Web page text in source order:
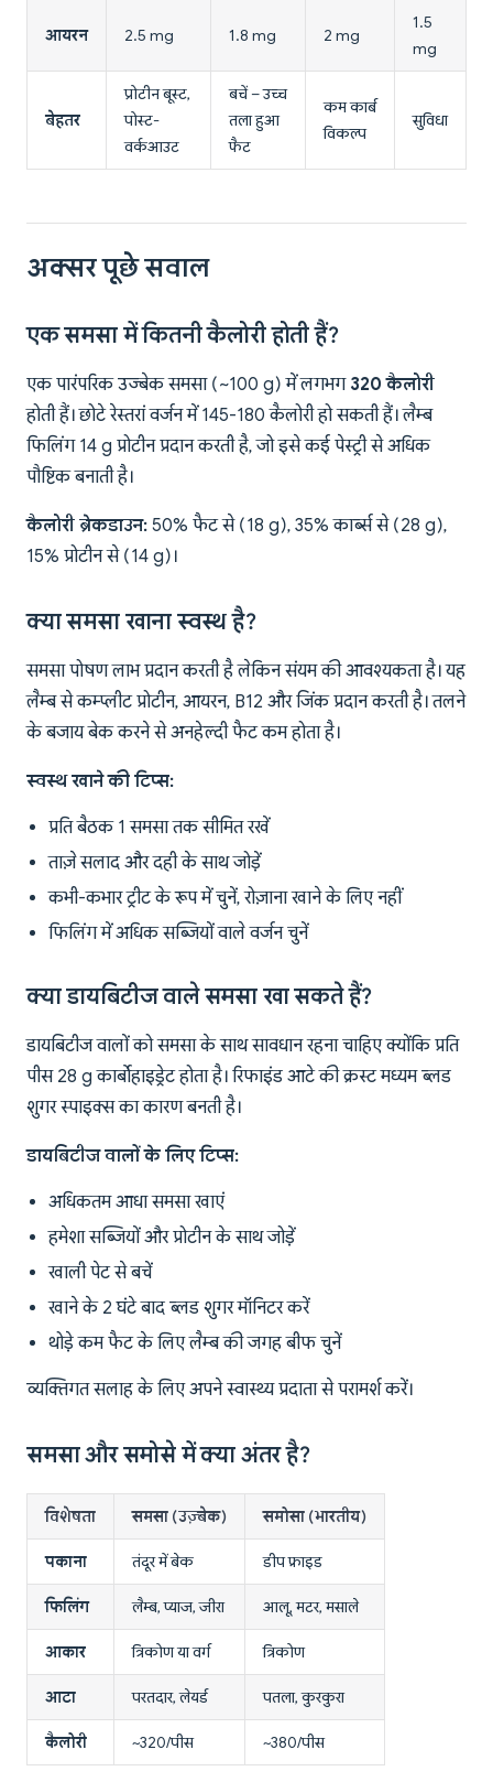
आयरन 2.5 mg 1.8 mg 2 mg
1.5
mg
बेहतर
प्रोटीन बूस्ट,
पोस्ट-
वर्कआउट
बचें – उच्च
तला हुआ
फैट
कम कार्ब
विकल्प
सुविधा
अक्सर पूछे सवाल
एक समसा में कितनी कैलोरी होती हैं?
एक पारंपरिक उज्बेक समसा (~100 g) में लगभग 320 कैलोरी
होती हैं। छोटे रेस्तरां वर्जन में 145-180 कैलोरी हो सकती हैं। लैम्ब
फिलिंग 14 g प्रोटीन प्रदान करती है, जो इसे कई पेस्ट्री से अधिक
पौष्टिक बनाती है।
कैलोरी ब्रेकडाउन: 50% फैट से (18 g), 35% कार्ब्स से (28 g),
15% प्रोटीन से (14 g)।
क्या समसा खाना स्वस्थ है?
समसा पोषण लाभ प्रदान करती है लेकिन संयम की आवश्यकता है। यह
लैम्ब से कम्प्लीट प्रोटीन, आयरन, B12 और जिंक प्रदान करती है। तलने
के बजाय बेक करने से अनहेल्दी फैट कम होता है।
स्वस्थ खाने की टिप्स:
प्रति बैठक 1 समसा तक सीमित रखें
ताज़े सलाद और दही के साथ जोड़ें
कभी-कभार ट्रीट के रूप में चुनें, रोज़ाना खाने के लिए नहीं
फिलिंग में अधिक सब्जियों वाले वर्जन चुनें
क्या डायबिटीज वाले समसा खा सकते हैं?
डायबिटीज वालों को समसा के साथ सावधान रहना चाहिए क्योंकि प्रति
पीस 28 g कार्बोहाइड्रेट होता है। रिफाइंड आटे की क्रस्ट मध्यम ब्लड
शुगर स्पाइक्स का कारण बनती है।
डायबिटीज वालों के लिए टिप्स:
अधिकतम आधा समसा खाएं
हमेशा सब्जियों और प्रोटीन के साथ जोड़ें
खाली पेट से बचें
खाने के 2 घंटे बाद ब्लड शुगर मॉनिटर करें
थोड़े कम फैट के लिए लैम्ब की जगह बीफ चुनें
व्यक्तिगत सलाह के लिए अपने स्वास्थ्य प्रदाता से परामर्श करें।
समसा और समोसे में क्या अंतर है?
विशेषता समसा (उज़्बेक) समोसा (भारतीय)
पकाना तंदूर में बेक डीप फ्राइड
फिलिंग लैम्ब, प्याज, जीरा आलू, मटर, मसाले
आकार त्रिकोण या वर्ग त्रिकोण
आटा परतदार, लेयर्ड पतला, कुरकुरा
कैलोरी ~320/पीस ~380/पीस